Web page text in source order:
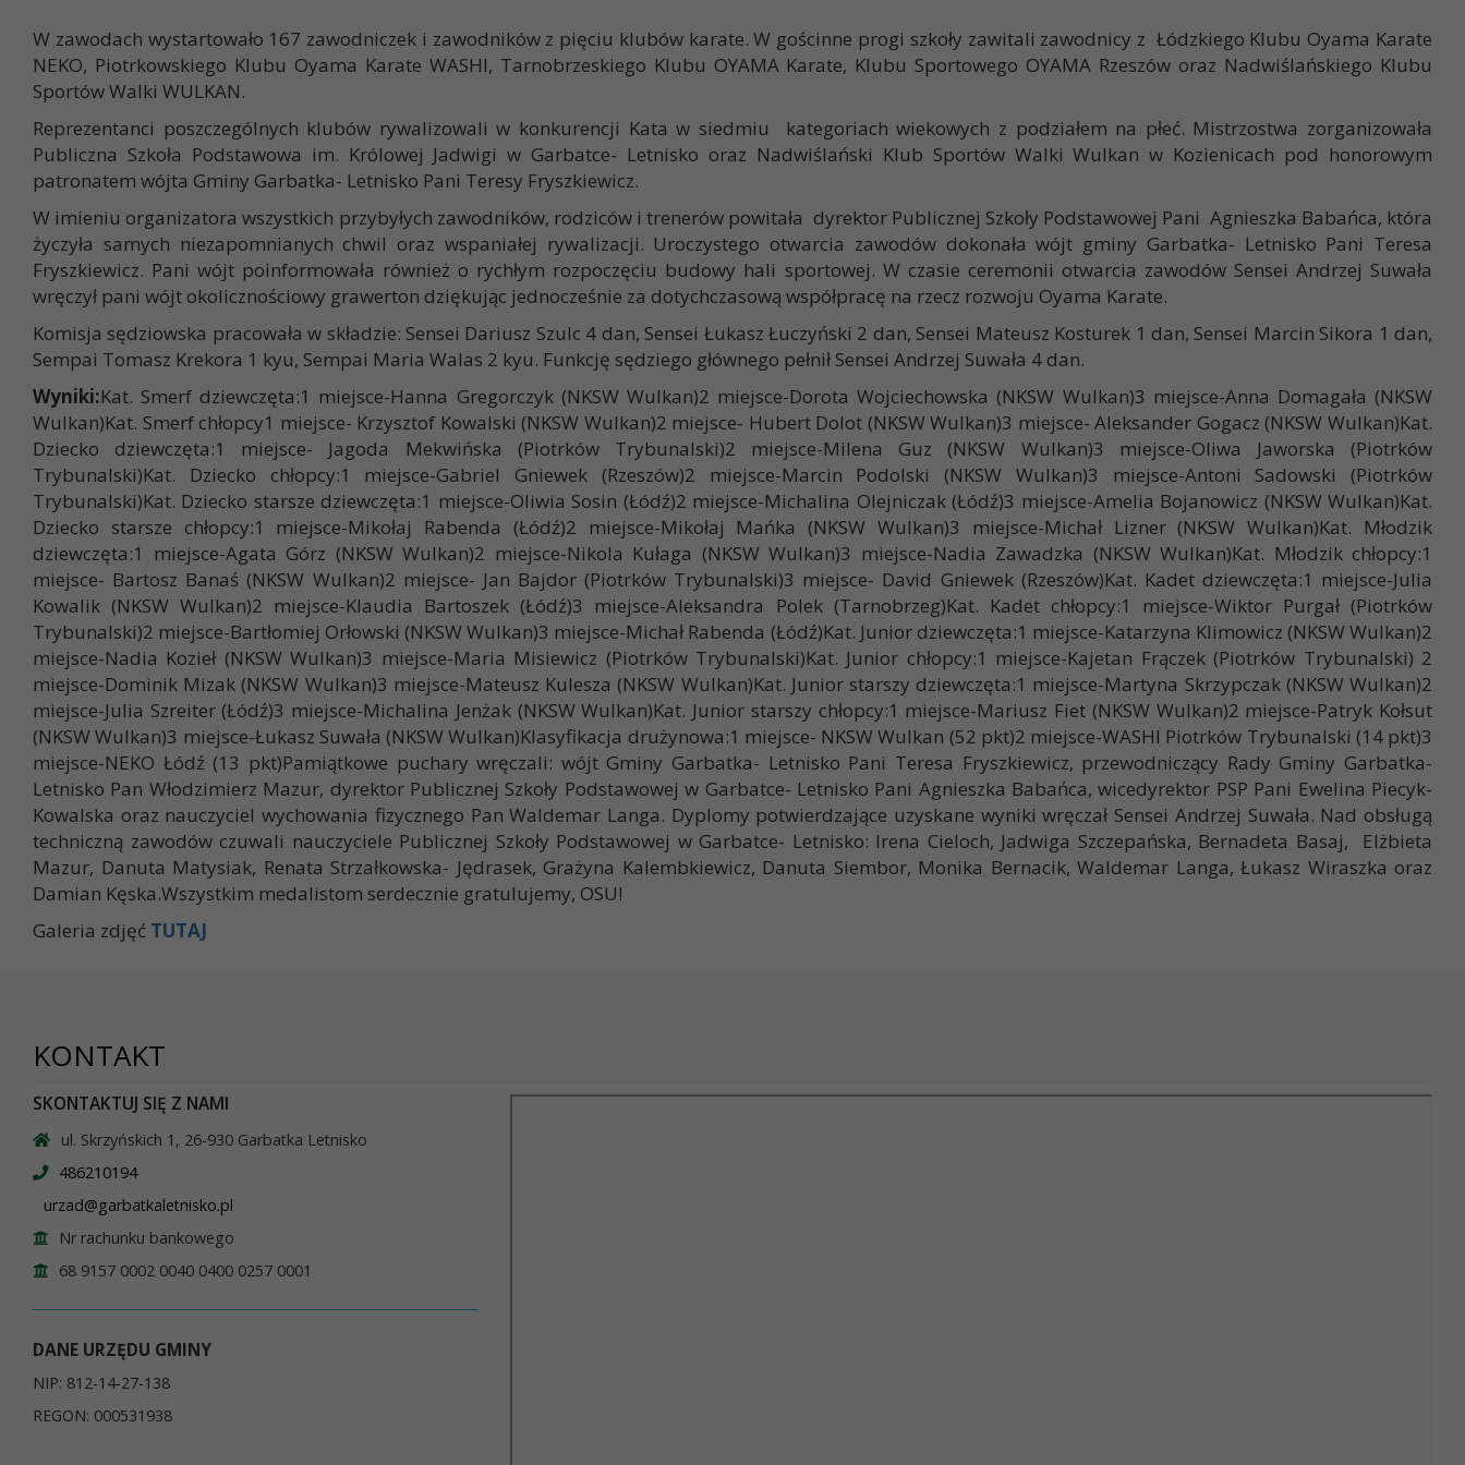
W zawodach wystartowało 167 zawodniczek i zawodników z pięciu klubów karate. W gościnne progi szkoły zawitali zawodnicy z Łódzkiego Klubu Oyama Karate
NEKO, Piotrkowskiego Klubu Oyama Karate WASHI, Tarnobrzeskiego Klubu OYAMA Karate, Klubu Sportowego OYAMA Rzeszów oraz Nadwiślańskiego Klubu
Sportów Walki WULKAN.
Reprezentanci poszczególnych klubów rywalizowali w konkurencji Kata w siedmiu kategoriach wiekowych z podziałem na płeć. Mistrzostwa zorganizowała
Publiczna Szkoła Podstawowa im. Królowej Jadwigi w Garbatce- Letnisko oraz Nadwiślański Klub Sportów Walki Wulkan w Kozienicach pod honorowym
patronatem wójta Gminy Garbatka- Letnisko Pani Teresy Fryszkiewicz.
W imieniu organizatora wszystkich przybyłych zawodników, rodziców i trenerów powitała dyrektor Publicznej Szkoły Podstawowej Pani Agnieszka Babańca, która
życzyła samych niezapomnianych chwil oraz wspaniałej rywalizacji. Uroczystego otwarcia zawodów dokonała wójt gminy Garbatka- Letnisko Pani Teresa
Fryszkiewicz. Pani wójt poinformowała również o rychłym rozpoczęciu budowy hali sportowej. W czasie ceremonii otwarcia zawodów Sensei Andrzej Suwała
wręczył pani wójt okolicznościowy grawerton dziękując jednocześnie za dotychczasową współpracę na rzecz rozwoju Oyama Karate.
Komisja sędziowska pracowała w składzie: Sensei Dariusz Szulc 4 dan, Sensei Łukasz Łuczyński 2 dan, Sensei Mateusz Kosturek 1 dan, Sensei Marcin Sikora 1 dan,
Sempai Tomasz Krekora 1 kyu, Sempai Maria Walas 2 kyu. Funkcję sędziego głównego pełnił Sensei Andrzej Suwała 4 dan.
Wyniki:Kat. Smerf dziewczęta:1 miejsce-Hanna Gregorczyk (NKSW Wulkan)2 miejsce-Dorota Wojciechowska (NKSW Wulkan)3 miejsce-Anna Domagała (NKSW
Wulkan)Kat. Smerf chłopcy1 miejsce- Krzysztof Kowalski (NKSW Wulkan)2 miejsce- Hubert Dolot (NKSW Wulkan)3 miejsce- Aleksander Gogacz (NKSW Wulkan)Kat.
Dziecko dziewczęta:1 miejsce- Jagoda Mekwińska (Piotrków Trybunalski)2 miejsce-Milena Guz (NKSW Wulkan)3 miejsce-Oliwa Jaworska (Piotrków
Trybunalski)Kat. Dziecko chłopcy:1 miejsce-Gabriel Gniewek (Rzeszów)2 miejsce-Marcin Podolski (NKSW Wulkan)3 miejsce-Antoni Sadowski (Piotrków
Trybunalski)Kat. Dziecko starsze dziewczęta:1 miejsce-Oliwia Sosin (Łódź)2 miejsce-Michalina Olejniczak (Łódź)3 miejsce-Amelia Bojanowicz (NKSW Wulkan)Kat.
Dziecko starsze chłopcy:1 miejsce-Mikołaj Rabenda (Łódź)2 miejsce-Mikołaj Mańka (NKSW Wulkan)3 miejsce-Michał Lizner (NKSW Wulkan)Kat. Młodzik
dziewczęta:1 miejsce-Agata Górz (NKSW Wulkan)2 miejsce-Nikola Kułaga (NKSW Wulkan)3 miejsce-Nadia Zawadzka (NKSW Wulkan)Kat. Młodzik chłopcy:1
miejsce- Bartosz Banaś (NKSW Wulkan)2 miejsce- Jan Bajdor (Piotrków Trybunalski)3 miejsce- David Gniewek (Rzeszów)Kat. Kadet dziewczęta:1 miejsce-Julia
Kowalik (NKSW Wulkan)2 miejsce-Klaudia Bartoszek (Łódź)3 miejsce-Aleksandra Polek (Tarnobrzeg)Kat. Kadet chłopcy:1 miejsce-Wiktor Purgał (Piotrków
Trybunalski)2 miejsce-Bartłomiej Orłowski (NKSW Wulkan)3 miejsce-Michał Rabenda (Łódź)Kat. Junior dziewczęta:1 miejsce-Katarzyna Klimowicz (NKSW Wulkan)2
miejsce-Nadia Kozieł (NKSW Wulkan)3 miejsce-Maria Misiewicz (Piotrków Trybunalski)Kat. Junior chłopcy:1 miejsce-Kajetan Frączek (Piotrków Trybunalski) 2
miejsce-Dominik Mizak (NKSW Wulkan)3 miejsce-Mateusz Kulesza (NKSW Wulkan)Kat. Junior starszy dziewczęta:1 miejsce-Martyna Skrzypczak (NKSW Wulkan)2
miejsce-Julia Szreiter (Łódź)3 miejsce-Michalina Jenżak (NKSW Wulkan)Kat. Junior starszy chłopcy:1 miejsce-Mariusz Fiet (NKSW Wulkan)2 miejsce-Patryk Kołsut
(NKSW Wulkan)3 miejsce-Łukasz Suwała (NKSW Wulkan)Klasyfikacja drużynowa:1 miejsce- NKSW Wulkan (52 pkt)2 miejsce-WASHI Piotrków Trybunalski (14 pkt)3
miejsce-NEKO Łódź (13 pkt)Pamiątkowe puchary wręczali: wójt Gminy Garbatka- Letnisko Pani Teresa Fryszkiewicz, przewodniczący Rady Gminy Garbatka-
Letnisko Pan Włodzimierz Mazur, dyrektor Publicznej Szkoły Podstawowej w Garbatce- Letnisko Pani Agnieszka Babańca, wicedyrektor PSP Pani Ewelina Piecyk-
Kowalska oraz nauczyciel wychowania fizycznego Pan Waldemar Langa. Dyplomy potwierdzające uzyskane wyniki wręczał Sensei Andrzej Suwała. Nad obsługą
techniczną zawodów czuwali nauczyciele Publicznej Szkoły Podstawowej w Garbatce- Letnisko: Irena Cieloch, Jadwiga Szczepańska, Bernadeta Basaj, Elżbieta
Mazur, Danuta Matysiak, Renata Strzałkowska- Jędrasek, Grażyna Kalembkiewicz, Danuta Siembor, Monika Bernacik, Waldemar Langa, Łukasz Wiraszka oraz
Damian Kęska.Wszystkim medalistom serdecznie gratulujemy, OSU!
Galeria zdjęć TUTAJ
KONTAKT
SKONTAKTUJ SIĘ Z NAMI
ul. Skrzyńskich 1, 26-930 Garbatka Letnisko
486210194
urzad@garbatkaletnisko.pl
Nr rachunku bankowego
68 9157 0002 0040 0400 0257 0001
DANE URZĘDU GMINY
NIP: 812-14-27-138
REGON: 000531938